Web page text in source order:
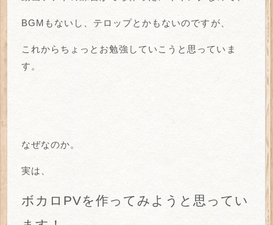
BGMもないし、テロップとかもないのですが、
これからちょっとお勉強していこうと思っていま
す。
なぜなのか。
実は、
ボカロPVを作ってみようと思ってい